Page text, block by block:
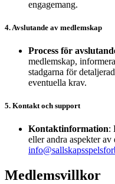
engagemang.
4. Avslutande av medlemskap
Process för
medlemskap,
stadgarna för
eventuella krav.
5. Kontakt och support
Kontaktinformation:
eller andra aspekter
Medlemsvillkor